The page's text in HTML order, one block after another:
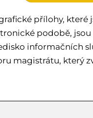
přílohy, které
podobě,
informačních
magistrátu, který